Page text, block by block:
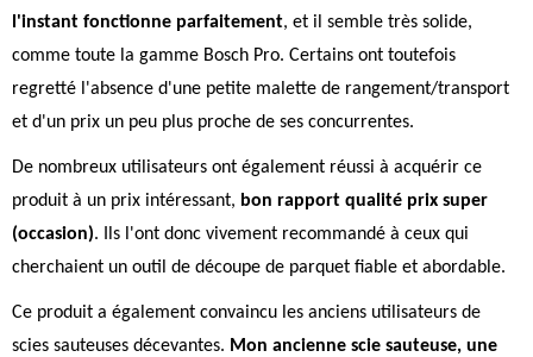
l'instant fonctionne parfaitement, et il semble très solide,
comme toute la gamme Bosch Pro. Certains ont toutefois
regretté l'absence d'une petite malette de rangement/transport
et d'un prix un peu plus proche de ses concurrentes.
De nombreux utilisateurs ont également réussi à acquérir ce
produit à un prix intéressant, bon rapport qualité prix super
(occasion). Ils l'ont donc vivement recommandé à ceux qui
cherchaient un outil de découpe de parquet fiable et abordable.
Ce produit a également convaincu les anciens utilisateurs de
scies sauteuses décevantes. Mon ancienne scie sauteuse, une